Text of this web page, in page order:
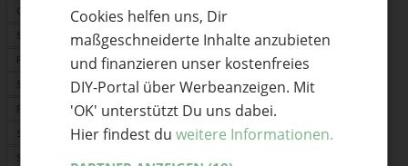
Ostern
Sommer
Perlen
Schnittmuster
PDF-Schnittmuster
Stoffrechner
Stofflexikon
Cookies helfen uns, Dir
maßgeschneiderte Inhalte anzubieten
und finanzieren unser kostenfreies
DIY-Portal über Werbeanzeigen. Mit
'OK' unterstützt Du uns dabei.
Hier findest du weitere Informationen.